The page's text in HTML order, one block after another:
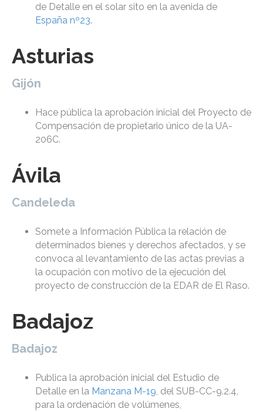
de Detalle en el solar sito en la avenida de
España nº23.
Asturias
Gijón
Hace pública la aprobación inicial del Proyecto de
Compensación de propietario único de la UA-
206C.
Ávila
Candeleda
Somete a Información Pública la relación de
determinados bienes y derechos afectados, y se
convoca al levantamiento de las actas previas a
la ocupación con motivo de la ejecución del
proyecto de construcción de la EDAR de El Raso.
Badajoz
Badajoz
Publica la aprobación inicial del Estudio de
Detalle en la Manzana M-19, del SUB-CC-9.2.4,
para la ordenación de volúmenes,